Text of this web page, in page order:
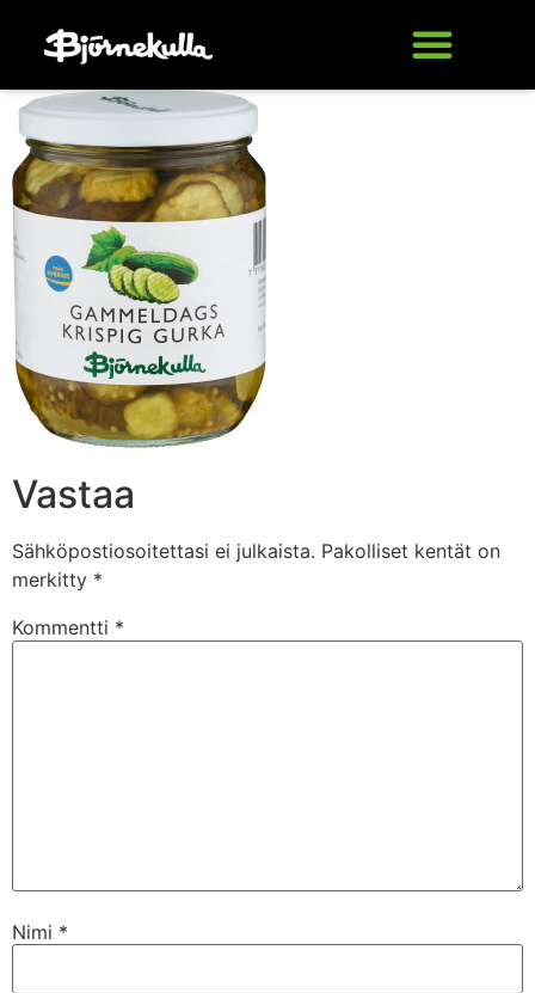
Vastaa
Sähköpostiosoitettasi ei julkaista. Pakolliset kentät on
merkitty *
Kommentti *
Nimi *